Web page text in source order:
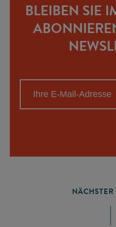
BLEIBEN SIE